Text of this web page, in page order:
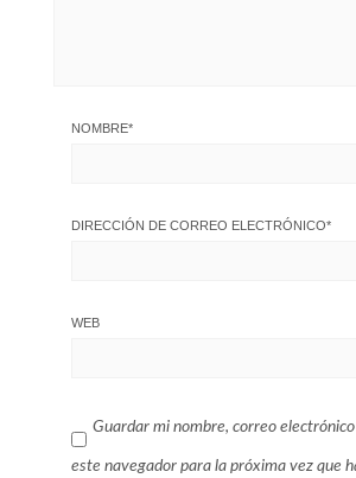
NOMBRE*
DIRECCIÓN DE CORREO ELECTRÓNICO*
WEB
Guardar mi nombre, correo
este navegador para la próxima vez que